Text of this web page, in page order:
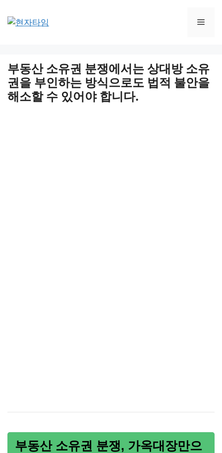
부동산 소유권 분쟁에서는 상대방 소유
권을 부인하는 방식으로도 법적 불안을
해소할 수 있어야 합니다.
부동산 소유권 분쟁, 가옥대장만으